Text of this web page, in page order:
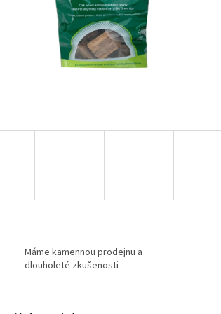
Máme kamennou prodejnu a
dlouholeté zkušenosti